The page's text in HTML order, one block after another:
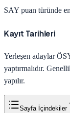
SAY puan türünde
Kayıt Tarihleri
Yerleşen adaylar
yaptırmalıdır.
yapılır.
Sayfa İçindekiler